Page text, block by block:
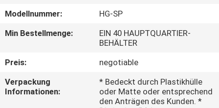
ÜBER
UNS
FABRIK-
AUSFLUG
Modellnummer:
HG-SP
Min Bestellmenge:
EIN 40 HAUPTQUARTIER-
BEHÄLTER
Preis:
negotiable
Verpackung
Informationen:
* Bedeckt durch Plastikhülle
oder Matte oder entsprechend
den Anträgen des Kunden. *